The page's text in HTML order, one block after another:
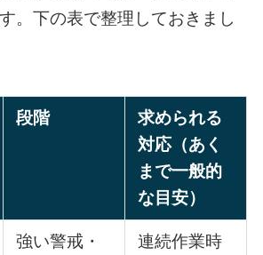
。下の表で整理しておきまし
段階
求められる
対応（あく
まで一般的
な目安）
強い警戒・
連続作業時